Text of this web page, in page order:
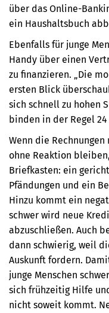
über das Online-
ein Haushaltsbuch
Ebenfalls für junge
Handy über einen
zu finanzieren. „Die
ersten Blick
sich schnell zu hohen
binden in der Regel 24
Wenn die
ohne Reaktion
Briefkasten: ein
Pfändungen und ein
Hinzu kommt ein
schwer wird neue
abzuschließen. Auch
dann schwierig, weil
Auskunft fordern.
junge Menschen
sich frühzeitig Hilfe
nicht soweit kommt.